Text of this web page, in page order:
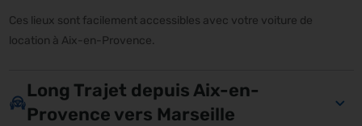
Ces lieux sont facilement accessibles avec votre voiture de
location à Aix-en-Provence.
Long Trajet depuis Aix-en-
Provence vers Marseille